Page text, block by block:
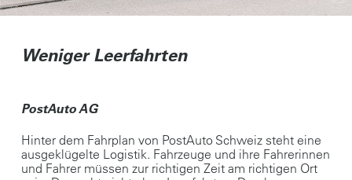
Weniger Leerfahrten
PostAuto AG
Hinter dem Fahrplan von PostAuto Schweiz steht eine
ausgeklügelte Logistik. Fahrzeuge und ihre Fahrerinnen
und Fahrer müssen zur richtigen Zeit am richtigen Ort